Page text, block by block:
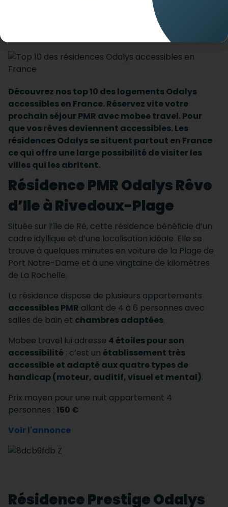
vacances avec votre handicap en toute sérénité
Découvrez nos top 10 des logements Odalys
accessibles en France. Réservez vite votre
prochain séjour PMR avec mobee travel. Pour
que vos rêves deviennent accessibles. Les
résidences Odalys se situent partout en France
ce qui offre une large possibilité de visiter les
villes qui les abritent.
Résidence PMR Odalys Rêve
d’Ile à Rivedoux-Plage
Située sur l’île de Ré, cette résidence bénéficie d’un
cadre idyllique et d’une localisation idéale. Elle se
trouve à quelques minutes en voiture de la Plage de
Port Notre-Dame et à une vingtaine de kilomètres
de La Rochelle.
La résidence dispose de plusieurs appartements
accessibles PMR allant de 4 à 6 personnes avec
salles de bain et chambres adaptées.
Mobee travel lui adresse 4 étoiles pour son
accessibilité : c’est un établissement très
accessible et adapté aux quatre types de
handicap (moteur, auditif, visuel et mental).
Prix moyen pour une nuit appartement 4
personnes : 150 €
Voir l'annonce
Résidence Prestige Odalys